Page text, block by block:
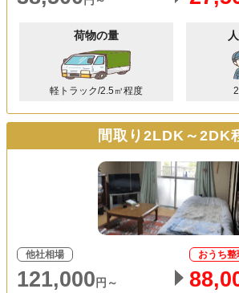
荷物の量
軽トラック/2.5㎥程度
間取り2LDK～2DK
他社相場
121,000 円～
おうち